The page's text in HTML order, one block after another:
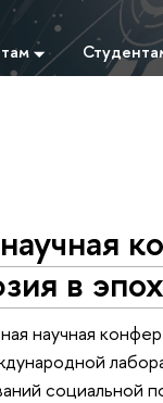
в
научная